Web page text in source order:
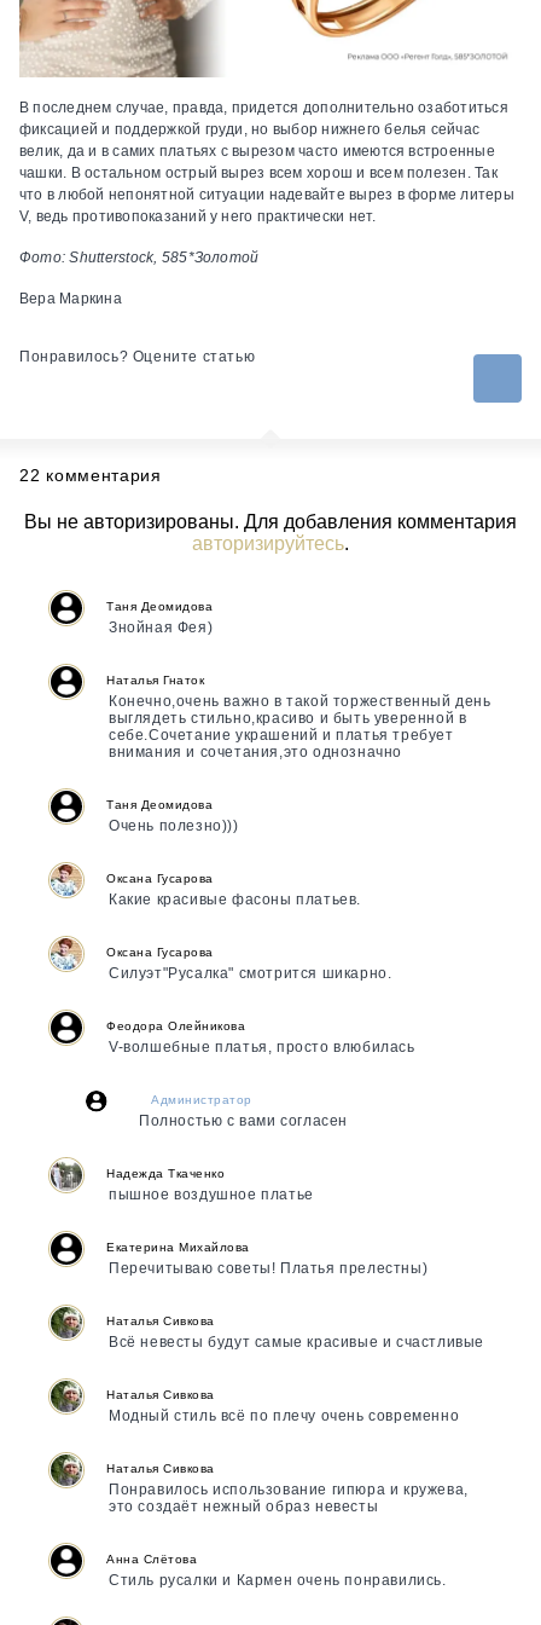
В последнем случае, правда, придется дополнительно озаботиться
фиксацией и поддержкой груди, но выбор нижнего белья сейчас
велик, да и в самих платьях с вырезом часто имеются встроенные
чашки. В остальном острый вырез всем хорош и всем полезен. Так
что в любой непонятной ситуации надевайте вырез в форме литеры
V, ведь противопоказаний у него практически нет.
Фото: Shutterstock, 585*Золотой
Вера Маркина
Понравилось? Оцените статью
22 комментария
Вы не авторизированы. Для добавления комментария
авторизируйтесь.
Таня Деомидова
Знойная Фея)
Наталья Гнаток
Конечно,очень важно в такой торжественный день
выглядеть стильно,красиво и быть уверенной в
себе.Сочетание украшений и платья требует
внимания и сочетания,это однозначно
Таня Деомидова
Очень полезно)))
Оксана Гусарова
Какие красивые фасоны платьев.
Оксана Гусарова
Силуэт"Русалка" смотрится шикарно.
Феодора Олейникова
V-волшебные платья, просто влюбилась
Администратор
Полностью с вами согласен
Надежда Ткаченко
пышное воздушное платье
Екатерина Михайлова
Перечитываю советы! Платья прелестны)
Наталья Сивкова
Всё невесты будут самые красивые и счастливые
Наталья Сивкова
Модный стиль всё по плечу очень современно
Наталья Сивкова
Понравилось использование гипюра и кружева,
это создаёт нежный образ невесты
Анна Слётова
Стиль русалки и Кармен очень понравились.